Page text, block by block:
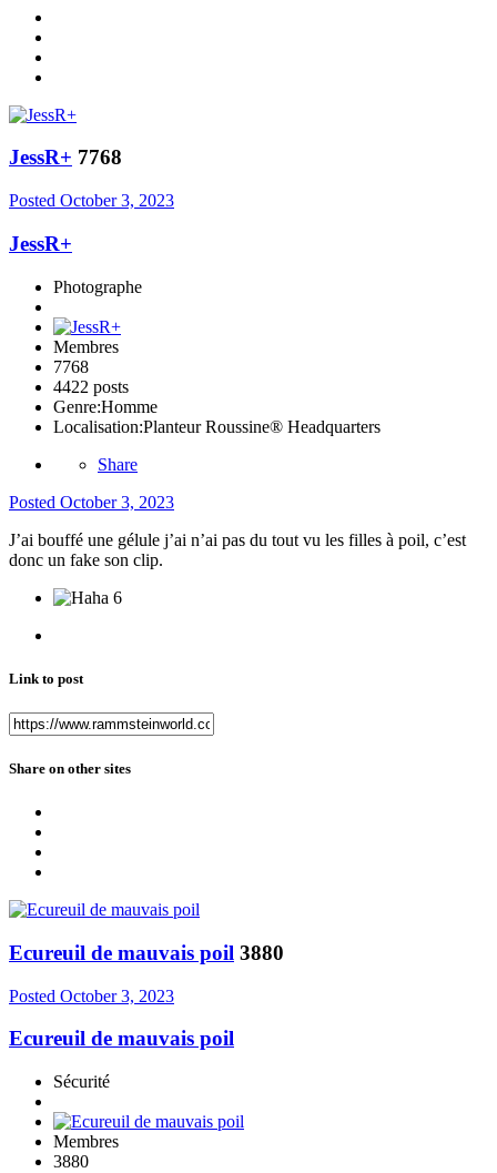
JessR+ 7768
Posted October 3, 2023
JessR+
Photographe
Membres
7768
4422 posts
Genre:Homme
Localisation:Planteur Roussine® Headquarters
Share
Posted October 3, 2023
J’ai bouffé une gélule j’ai n’ai pas du tout vu les filles à poil, c’est
donc un fake son clip.
6
Link to post
Share on other sites
Ecureuil de mauvais poil 3880
Posted October 3, 2023
Ecureuil de mauvais poil
Sécurité
Membres
3880